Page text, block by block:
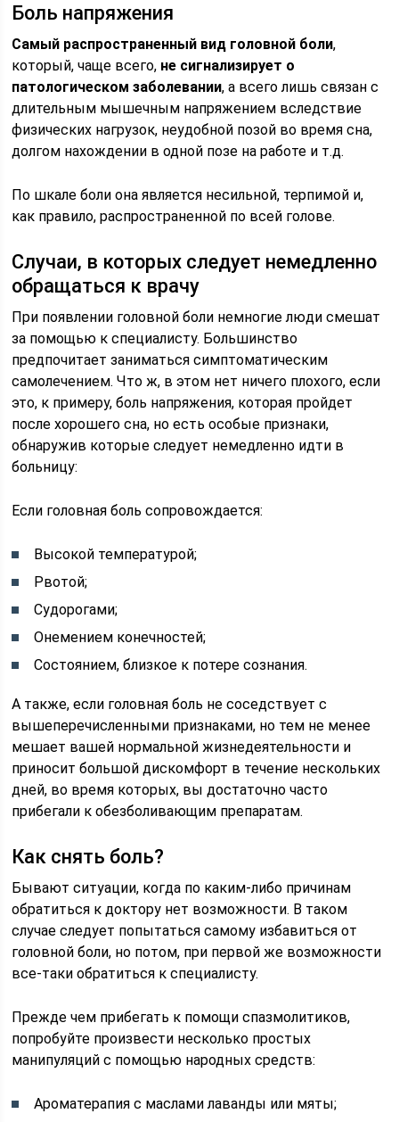
Боль напряжения
Самый распространенный вид головной боли,
который, чаще всего, не сигнализирует о
патологическом заболевании, а всего лишь связан с
длительным мышечным напряжением вследствие
физических нагрузок, неудобной позой во время сна,
долгом нахождении в одной позе на работе и т.д.
По шкале боли она является несильной, терпимой и,
как правило, распространенной по всей голове.
Случаи, в которых следует немедленно
обращаться к врачу
При появлении головной боли немногие люди смешат
за помощью к специалисту. Большинство
предпочитает заниматься симптоматическим
самолечением. Что ж, в этом нет ничего плохого, если
это, к примеру, боль напряжения, которая пройдет
после хорошего сна, но есть особые признаки,
обнаружив которые следует немедленно идти в
больницу:
Если головная боль сопровождается:
Высокой температурой;
Рвотой;
Судорогами;
Онемением конечностей;
Состоянием, близкое к потере сознания.
А также, если головная боль не соседствует с
вышеперечисленными признаками, но тем не менее
мешает вашей нормальной жизнедеятельности и
приносит большой дискомфорт в течение нескольких
дней, во время которых, вы достаточно часто
прибегали к обезболивающим препаратам.
Как снять боль?
Бывают ситуации, когда по каким-либо причинам
обратиться к доктору нет возможности. В таком
случае следует попытаться самому избавиться от
головной боли, но потом, при первой же возможности
все-таки обратиться к специалисту.
Прежде чем прибегать к помощи спазмолитиков,
попробуйте произвести несколько простых
манипуляций с помощью народных средств:
Ароматерапия с маслами лаванды или мяты;